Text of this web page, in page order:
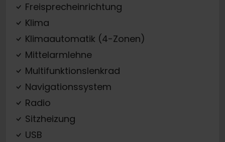
Freisprecheinrichtung
Klima
Klimaautomatik (4-Zonen)
Mittelarmlehne
Multifunktionslenkrad
Navigationssystem
Radio
Sitzheizung
USB